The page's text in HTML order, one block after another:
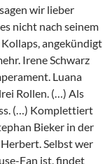
wir lieber
nicht nach seinem
angekündigt
Irene Schwarz
Luana
Rollen. (…) Als
(…) Komplettiert
Bieker in der
Selbst wer
Fan ist, findet